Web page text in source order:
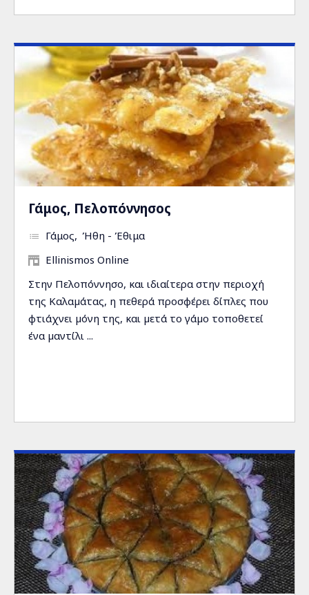
Γάμος, Πελοπόννησος
Γάμος Ήθη - Έθιμα
Ellinismos Online
Στην Πελοπόννησο, και ιδιαίτερα στην περιοχή
της Καλαµάτας, η πεθερά προσφέρει δίπλες που
φτιάχνει µόνη της, και µετά το γάµο τοποθετεί
ένα µαντίλι ...